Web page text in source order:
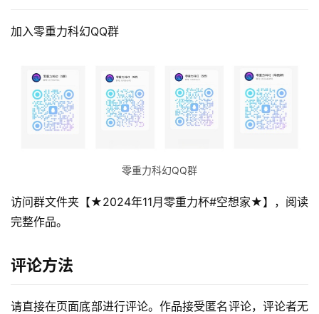
加入零重力科幻QQ群
零重力科幻QQ群
访问群文件夹【★2024年11月零重力杯#空想家★】，阅读
完整作品。
评论方法
请直接在页面底部进行评论。作品接受匿名评论，评论者无